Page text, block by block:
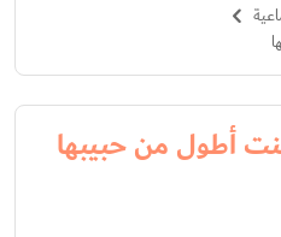
أطول من حبيبها